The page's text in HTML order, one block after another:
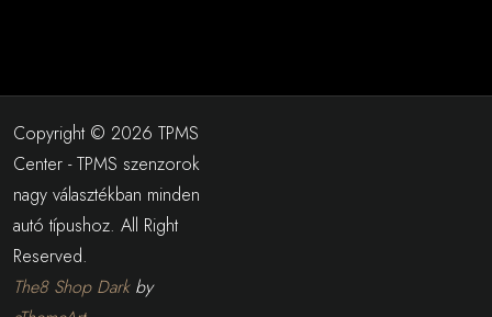
Copyright © 2026 TPMS
Center - TPMS szenzorok
nagy választékban minden
autó típushoz. All Right
Reserved.
The8 Shop Darkby